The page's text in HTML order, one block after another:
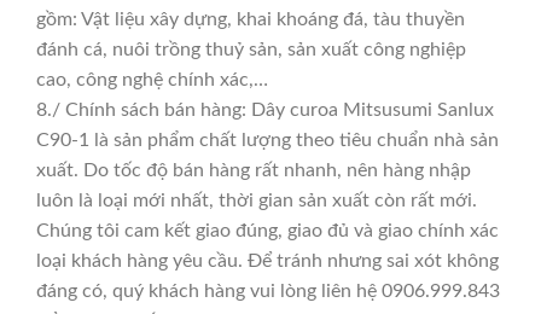
gồm: Vật liệu xây dựng, khai khoáng đá, tàu thuyền
đánh cá, nuôi trồng thuỷ sản, sản xuất công nghiệp
cao, công nghệ chính xác,…
8./ Chính sách bán hàng: Dây curoa Mitsusumi Sanlux
C90-1 là sản phẩm chất lượng theo tiêu chuẩn nhà sản
xuất. Do tốc độ bán hàng rất nhanh, nên hàng nhập
luôn là loại mới nhất, thời gian sản xuất còn rất mới.
Chúng tôi cam kết giao đúng, giao đủ và giao chính xác
loại khách hàng yêu cầu. Để tránh nhưng sai xót không
đáng có, quý khách hàng vui lòng liên hệ 0906.999.843